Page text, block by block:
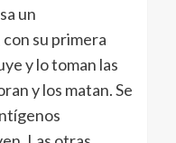
un
su primera
y lo toman las
y los matan. Se